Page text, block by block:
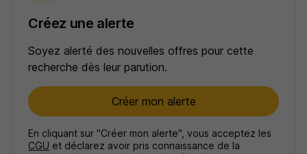
Créez une alerte
Soyez alerté des nouvelles offres pour cette
recherche dès leur parution.
Créer mon alerte
En cliquant sur "Créer mon alerte", vous acceptez les
CGU et déclarez avoir pris connaissance de la